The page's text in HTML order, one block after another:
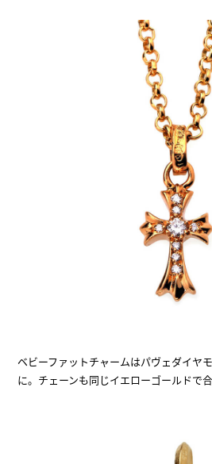
ベビーファットチャームはパヴェダイヤ
に。チェーンも同じイエローゴールドで